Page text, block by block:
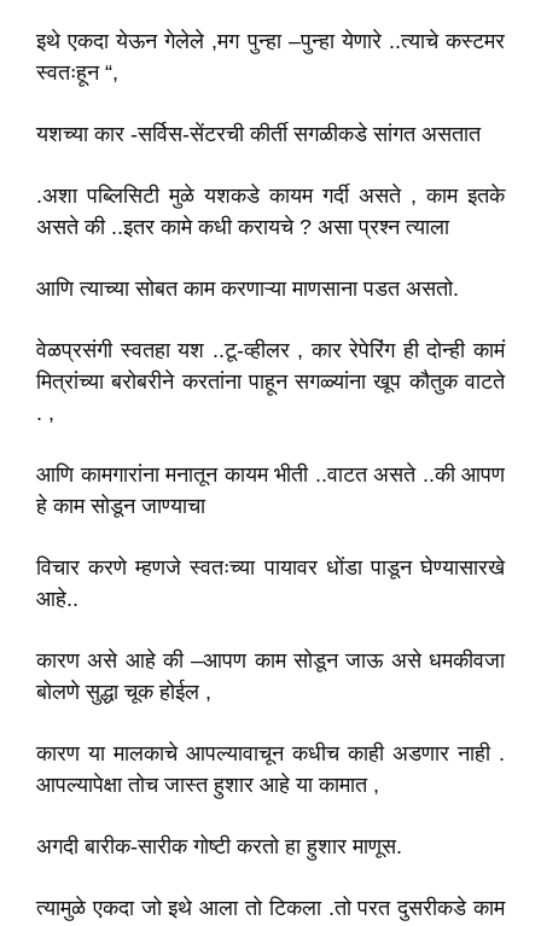
इथे एकदा येऊन गेलेले ,मग पुन्हा –पुन्हा येणारे ..त्याचे कस्टमर
स्वतःहून “,
यशच्या कार -सर्विस-सेंटरची कीर्ती सगळीकडे सांगत असतात
.अशा पब्लिसिटी मुळे यशकडे कायम गर्दी असते , काम इतके
असते की ..इतर कामे कधी करायचे ? असा प्रश्न त्याला
आणि त्याच्या सोबत काम करणाऱ्या माणसाना पडत असतो.
वेळप्रसंगी स्वतहा यश ..टू-व्हीलर , कार रेपेरिंग ही दोन्ही कामं
मित्रांच्या बरोबरीने करतांना पाहून सगळ्यांना खूप कौतुक वाटते
. ,
आणि कामगारांना मनातून कायम भीती ..वाटत असते ..की आपण
हे काम सोडून जाण्याचा
विचार करणे म्हणजे स्वतःच्या पायावर धोंडा पाडून घेण्यासारखे
आहे..
कारण असे आहे की –आपण काम सोडून जाऊ असे धमकीवजा
बोलणे सुद्धा चूक होईल ,
कारण या मालकाचे आपल्यावाचून कधीच काही अडणार नाही .
आपल्यापेक्षा तोच जास्त हुशार आहे या कामात ,
अगदी बारीक-सारीक गोष्टी करतो हा हुशार माणूस.
त्यामुळे एकदा जो इथे आला तो टिकला .तो परत दुसरीकडे काम